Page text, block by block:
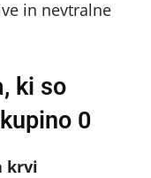
in nevtralne
ki so
0
krvi